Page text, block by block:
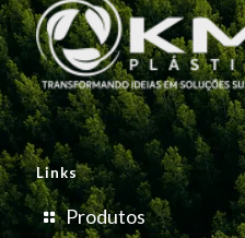
Links
Produtos